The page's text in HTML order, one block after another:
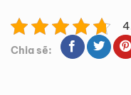
Chia sẽ: